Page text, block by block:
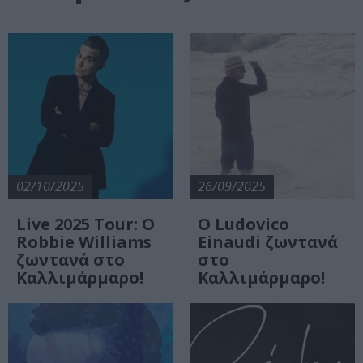
02/10/2025
Live 2025 Tour: Ο
Robbie Williams
ζωντανά στο
Καλλιμάρμαρο!
26/09/2025
Ο Ludovico
Einaudi ζωντανά
στο
Καλλιμάρμαρο!